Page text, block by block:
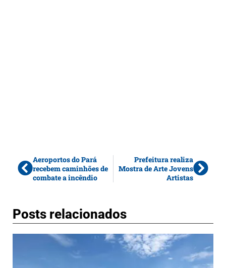
Aeroportos do Pará
recebem caminhões de
combate a incêndio
Prefeitura realiza
Mostra de Arte Jovens
Artistas
Posts relacionados